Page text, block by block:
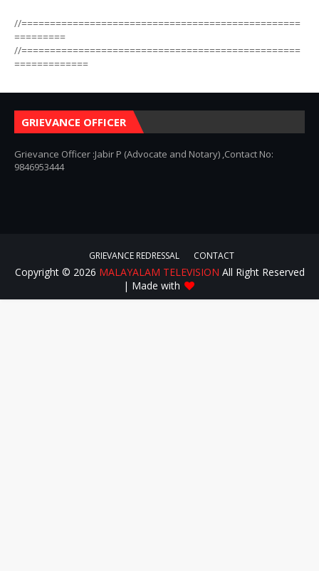
//=================================================
=========
//=================================================
=============
GRIEVANCE OFFICER
Grievance Officer :Jabir P (Advocate and Notary) ,Contact No:
9846953444
GRIEVANCE REDRESSAL CONTACT
Copyright © 2026 MALAYALAM TELEVISION All Right Reserved
| Made with